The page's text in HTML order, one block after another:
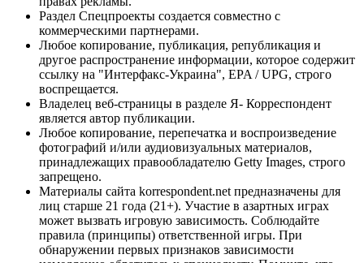
Раздел Спецпроекты создается совместно с
коммерческими партнерами.
Любое копирование, публикация, републикация и
другое распространение информации, которое содержит
ссылку на "Интерфакс-Украина", EPA / UPG, строго
воспрещается.
Владелец веб-страницы в разделе Я- Корреспондент
является автор публикации.
Любое копирование, перепечатка и воспроизведение
фотографий и/или аудиовизуальных материалов,
принадлежащих правообладателю Getty Images, строго
запрещено.
Материалы сайта korrespondent.net предназначены для
лиц старше 21 года (21+). Участие в азартных играх
может вызвать игровую зависимость. Соблюдайте
правила (принципы) ответственной игры. При
обнаружении первых признаков зависимости